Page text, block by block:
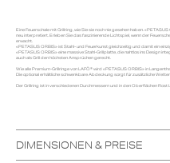
Eine Feuerschale mit Grillring, wie Sie sie noch nie gesehen haben.
neu interpretiert. Erleben Sie das faszinierende Lichtspiel, wenn der
erwacht.
«PETASUS ORBIS» ist Stahl- und Feuerkunst gleichzeitig und damit ein
«PETASUS ORBIS» eine massive Stahl-Grillplatte, die nahtlos ins Design
auch als Grill den höchsten Ansprüchen gerecht.
Wie alle Premium-Grillringe von LAFÖ® wird «PETASUS ORBIS» in
Die optional erhältliche schwenkbare Abdeckung sorgt für zusätzliche
Der Grillring ist in verschiedenen Durchmessern und in den Oberflächen Rost
DIMENSIONEN & PREISE